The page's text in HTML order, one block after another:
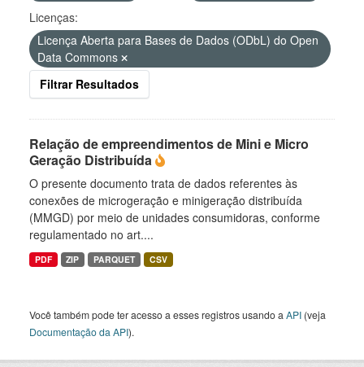
Licenças:
Licença Aberta para Bases de Dados (ODbL) do Open
Data Commons
Filtrar Resultados
Relação de empreendimentos de Mini e Micro
Geração Distribuída
O presente documento trata de dados referentes às
conexões de microgeração e minigeração distribuída
(MMGD) por meio de unidades consumidoras, conforme
regulamentado no art....
PDF ZIP PARQUET CSV
Você também pode ter acesso a esses registros usando a API (veja
Documentação da API).